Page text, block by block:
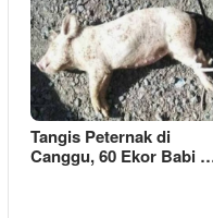
Tangis Peternak di
Canggu, 60 Ekor Babi